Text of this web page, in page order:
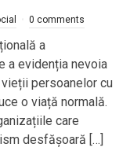
0 comments
a
a evidenția nevoia
persoanelor cu
o viață normală.
care
desfășoară […]